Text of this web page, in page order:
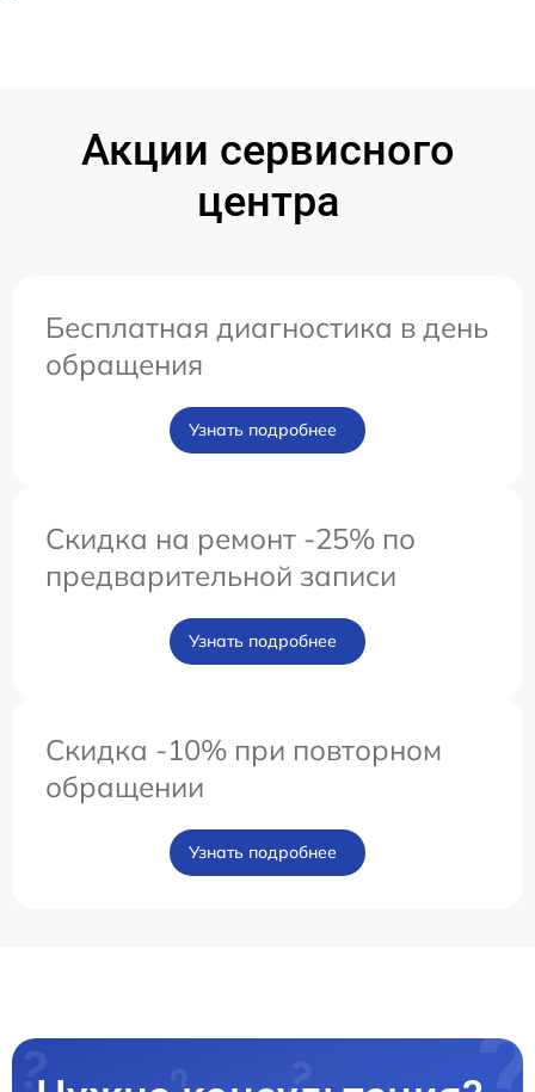
Акции сервисного
центра
Бесплатная диагностика в день
обращения
Узнать подробнее
Скидка на ремонт -25% по
предварительной записи
Узнать подробнее
Скидка -10% при повторном
обращении
Узнать подробнее